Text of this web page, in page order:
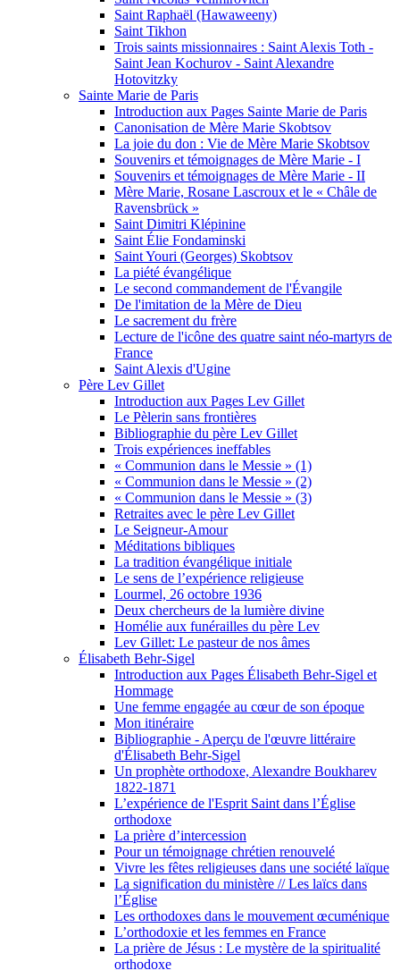
Saint Raphaël (Hawaweeny)
Saint Tikhon
Trois saints missionnaires : Saint Alexis Toth -
Saint Jean Kochurov - Saint Alexandre
Hotovitzky
Sainte Marie de Paris
Introduction aux Pages Sainte Marie de Paris
Canonisation de Mère Marie Skobtsov
La joie du don : Vie de Mère Marie Skobtsov
Souvenirs et témoignages de Mère Marie - I
Souvenirs et témoignages de Mère Marie - II
Mère Marie, Rosane Lascroux et le « Châle de
Ravensbrück »
Saint Dimitri Klépinine
Saint Élie Fondaminski
Saint Youri (Georges) Skobtsov
La piété évangélique
Le second commandement de l'Évangile
De l'imitation de la Mère de Dieu
Le sacrement du frère
Lecture de l'icône des quatre saint néo-martyrs de
France
Saint Alexis d'Ugine
Père Lev Gillet
Introduction aux Pages Lev Gillet
Le Pèlerin sans frontières
Bibliographie du père Lev Gillet
Trois expériences ineffables
« Communion dans le Messie » (1)
« Communion dans le Messie » (2)
« Communion dans le Messie » (3)
Retraites avec le père Lev Gillet
Le Seigneur-Amour
Méditations bibliques
La tradition évangélique initiale
Le sens de l’expérience religieuse
Lourmel, 26 octobre 1936
Deux chercheurs de la lumière divine
Homélie aux funérailles du père Lev
Lev Gillet: Le pasteur de nos âmes
Élisabeth Behr-Sigel
Introduction aux Pages Élisabeth Behr-Sigel et
Hommage
Une femme engagée au cœur de son époque
Mon itinéraire
Bibliographie - Aperçu de l'œuvre littéraire
d'Élisabeth Behr-Sigel
Un prophète orthodoxe, Alexandre Boukharev
1822-1871
L’expérience de l'Esprit Saint dans l’Église
orthodoxe
La prière d’intercession
Pour un témoignage chrétien renouvelé
Vivre les fêtes religieuses dans une société laïque
La signification du ministère // Les laïcs dans
l’Église
Les orthodoxes dans le mouvement œcuménique
L’orthodoxie et les femmes en France
La prière de Jésus : Le mystère de la spiritualité
orthodoxe